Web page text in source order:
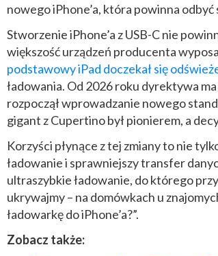
nowego iPhone’a, która powinna odbyć
Stworzenie iPhone’a z USB-C nie
większość urządzeń producenta
podstawowy iPad doczekał się
ładowania. Od 2026 roku dyrektywa
rozpoczął wprowadzanie nowego
gigant z Cupertino był pionierem, a
Korzyści płynące z tej zmiany to nie
ładowanie i sprawniejszy transfer
ultraszybkie ładowanie, do którego
ukrywajmy – na domówkach u
ładowarkę do iPhone’a?”.
Zobacz także: